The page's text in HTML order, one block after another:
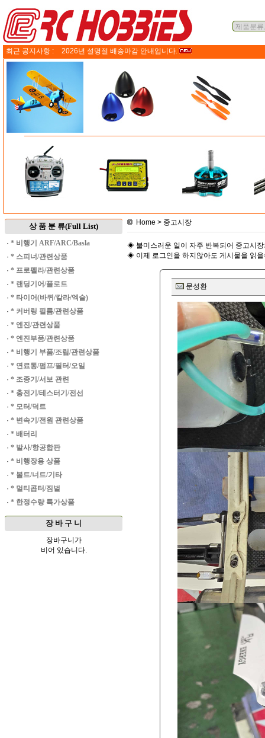
최근 공지사항 : 2026년 설명절 배송마감 안내입니다.
상 품 분 류(Full List)
· * 비행기 ARF/ARC/Basla
· * 스피너/관련상품
· * 프로펠라/관련상품
· * 랜딩기어/플로트
· * 타이어(바퀴/칼라/엑슬)
· * 커버링 필름/관련상품
· * 엔진/관련상품
· * 엔진부품/관련상품
· * 비행기 부품/조립/관련상품
· * 연료통/펌프/필터/오일
· * 조종기/서보 관련
· * 충전기/테스터기/전선
· * 모터/덕트
· * 변속기/전원 관련상품
· * 배터리
· * 발사/항공합판
· * 비행장용 상품
· * 볼트/너트/기타
· * 멀티콥터/짐벌
· * 한정수량 특가상품
장 바 구 니
장바구니가
비어 있습니다.
Home > 중고시장
◈ 불미스러운 일이 자주 반복되어 중고시
◈ 이제 로그인을 하지않아도 게시물을 읽
문성환